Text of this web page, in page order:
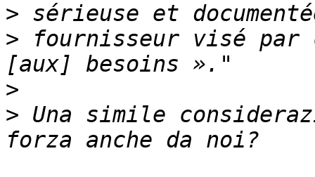
>
> fournisseur visé par
>
> Una simile